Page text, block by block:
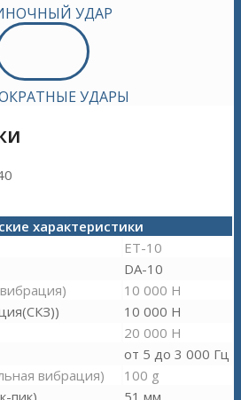
УДАР
УДАРЫ
характеристики
ET-10
DA-10
10 000 Н
10 000 Н
20 000 Н
от 5 до 3 000 Гц
вибрация)
100 g
пик)
51 мм